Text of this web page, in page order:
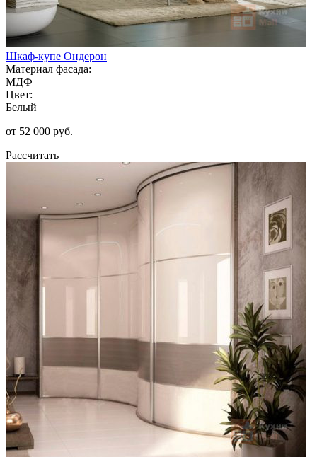
Шкаф-купе Ондерон
Материал фасада:
МДФ
Цвет:
Белый
от 52 000 руб.
Рассчитать